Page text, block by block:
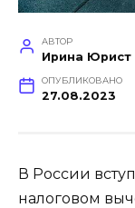
АВТОР
Ирина Юрист
ОПУБЛИКОВАНО
27.08.2023
В России
налоговом